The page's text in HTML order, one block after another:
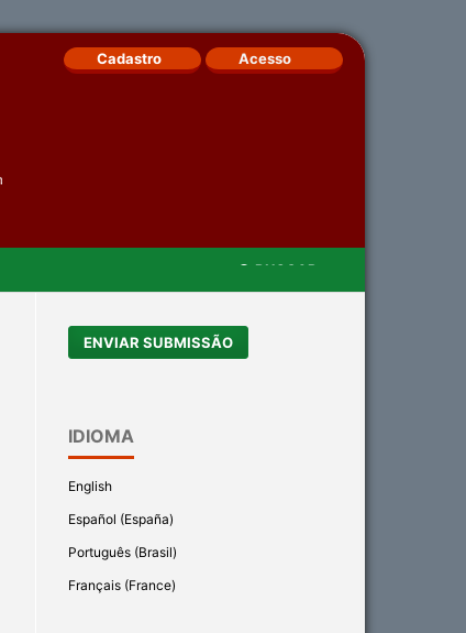
BUSCAR
Cadastro Acesso
ENVIAR SUBMISSÃO
IDIOMA
English
Español (España)
Português (Brasil)
Français (France)